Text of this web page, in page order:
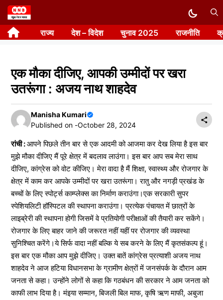
Skip
to
content राज्य देश – विदेश चुनाव 2025 राजनीति
एक मौका दीजिए, आपकी उम्मीदों पर खरा
उतरूंगा : अजय नाथ शाहदेव
Manisha Kumari
Published on -October 28, 2024
रांची :आपने पिछले तीन बार से एक आदमी को आजमा कर देख लिया है इस बार
मुझे मौका दीजिए मैं पूरे क्षेत्र में बदलाव लाउंगा। इस बार आप सब मेरा साथ
दीजिए, कांग्रेस को वोट कीजिए। मेरा वादा है मैं शिक्षा, स्वास्थ्य और रोजगार के
क्षेत्र में काम कर आपके उम्मीदों पर खरा उतरूंगा। रातु और नगड़ी प्रखंड के
बच्चों के लिए स्पोर्ट्स काम्प्लेक्स का निर्माण कराउंगा।एक सरकारी सुपर
स्पेशियलिटी हॉस्पिटल की स्थापना कराउंगा। प्रत्येक पंचायत में छात्रों के
लाइब्रेरी की स्थापना होगी जिसमें वे प्रतियोगी परीक्षाओं की तैयारी कर सकेंगे।
रोजगार के लिए बाहर जाने की जरूरत नहीं यहीं पर रोजगार की व्यवस्था
सुनिश्चित करेंगे।ये सिर्फ वादा नहीं बल्कि ये सब करने के लिए मैं कृतसंकल्प हूं।
इस बार एक मौका आप मुझे दीजिए। उक्त बातें कांग्रेस प्रत्याशी अजय नाथ
शाहदेव ने आज हटिया विधानसभा के ग्रामीण क्षेत्रों में जनसंपर्क के दौरान आम
जनता से कहा। उन्होंने लोगों से कहा कि गठबंधन की सरकार ने आम जनता को
काफी लाभ दिया है। मंइया सम्मान, बिजली बिल माफ, कृषि ऋण माफी, अबुजा